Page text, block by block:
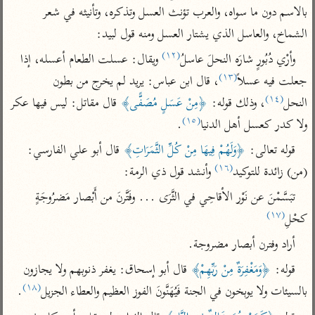
تفسير السمرقندي
تفسير الثعلبي
تفسير أبي السعود
الكشاف للزمخشري
الدر المنثور
تفسير مقاتل
تفسير قتادة
اشترك لتصلك أخبار مشاريعنا
اشترك
راسلنا
تعليمات• عن الباحث القرآني
بالاسم دون ما سواه، والعرب تؤنث العسل وتذكره، وتأنيثه في شعر
الشماخ، والعاسل الذي يشتار العسل ومنه قول لبيد:
وأرْي دُبُورٍ شارَه النحلَ عاسلُ(١٢)
جعلت فيه عسلاً(١٣)
النحل(١٤) ، وذلك قوله: ﴿مِنْ عَسَلٍ مُصَفًّى﴾
قال مقاتل: ليس فيها عكر
ولا كدر كعسل أهل الدنيا(١٥)
.
قوله تعالى: ﴿وَلَهُمْ فِيهَا مِنْ كُلِّ الثَّمَرَاتِ﴾
(من) زائدة للتوكيد(١٦)
وأنشد قول ذي الرمة:
كحْلِ(١٧)
أراد وفترن أبصار مضروجة.
قوله: ﴿وَمَغْفِرَةٌ مِنْ رَبِّهِمْ﴾
بالسيئات ولا يوبخون في الجنة فَيُهَنَّونَ الفوز العظيم والعطاء الجزيل(١٨)
.